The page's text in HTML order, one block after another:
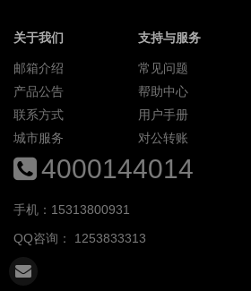
关于我们
邮箱介绍
产品公告
联系方式
城市服务
支持与服务
常见问题
帮助中心
用户手册
对公转账
4000144014
手机：15313800931
QQ咨询： 1253833313